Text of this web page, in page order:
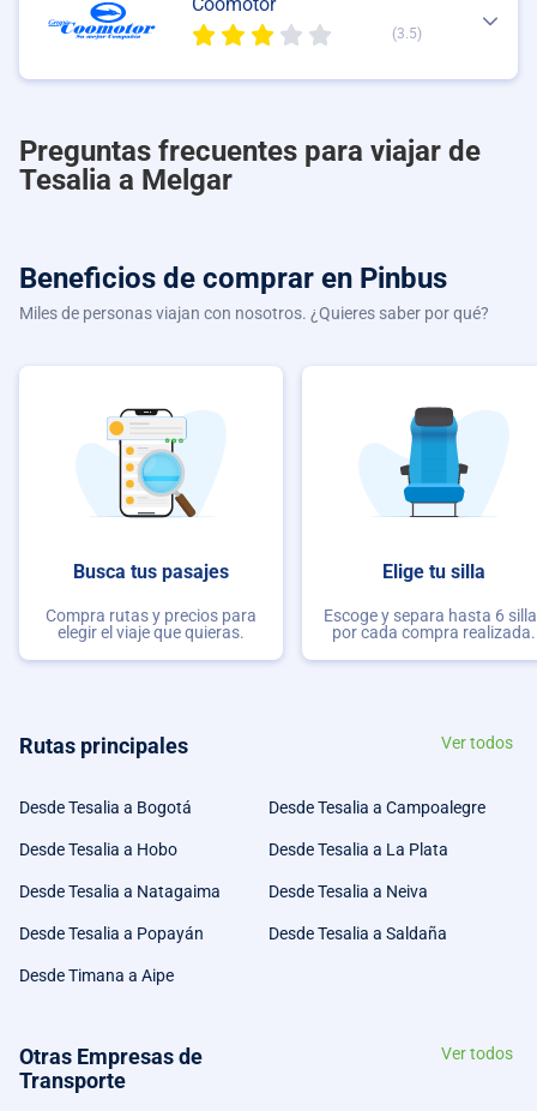
(3.5)
Preguntas frecuentes para viajar de
Tesalia a Melgar
Beneficios de comprar en Pinbus
Miles de personas viajan con nosotros. ¿Quieres saber por qué?
Busca tus pasajes
Compra rutas y precios para
elegir el viaje que quieras.
Elige tu silla
Escoge y separa hasta 6
por cada compra realizada.
Rutas principales Ver todos
Desde Tesalia a Bogotá Desde Tesalia a Campoalegre
Desde Tesalia a Hobo Desde Tesalia a La Plata
Desde Tesalia a Natagaima Desde Tesalia a Neiva
Desde Tesalia a Popayán Desde Tesalia a Saldaña
Desde Timana a Aipe
Otras Empresas de
Transporte
Ver todos